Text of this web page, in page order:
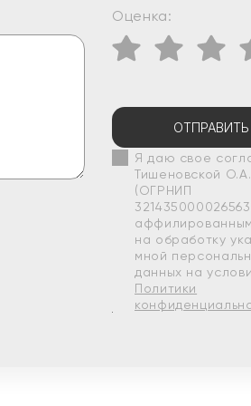
Оценка:
ОТПРАВИТЬ
Я даю свое
Тишеновской О.А.
(ОГРНИП
на обработку
мной
данных на
Политики